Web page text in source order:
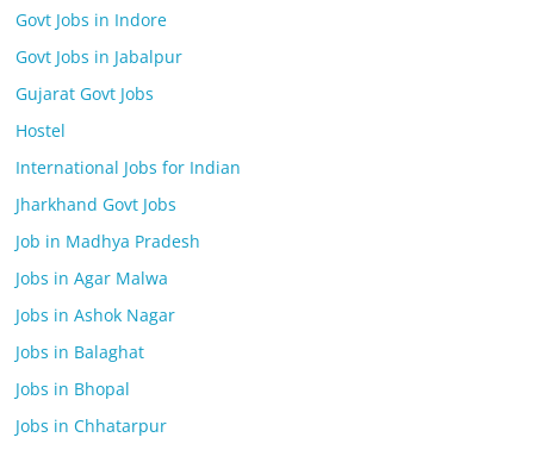
Govt Jobs in Indore
Govt Jobs in Jabalpur
Gujarat Govt Jobs
Hostel
International Jobs for Indian
Jharkhand Govt Jobs
Job in Madhya Pradesh
Jobs in Agar Malwa
Jobs in Ashok Nagar
Jobs in Balaghat
Jobs in Bhopal
Jobs in Chhatarpur